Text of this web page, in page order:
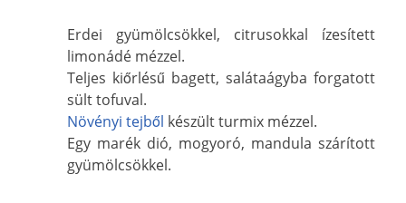
Erdei gyümölcsökkel, citrusokkal ízesített
limonádé mézzel.
Teljes kiőrlésű bagett, salátaágyba forgatott
sült tofuval.
Növényi tejből készült turmix mézzel.
Egy marék dió, mogyoró, mandula szárított
gyümölcsökkel.